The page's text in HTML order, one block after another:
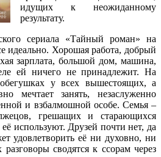
идущих к неожиданному
результату.
сериала «Тайный роман» на
идеально. Хорошая работа, добрый
зарплата, большой дом, машина,
ей ничего не принадлежит. На
у всех вышестоящих, а
мечтает занять, незаслуженно
и взбалмошной особе. Семья –
грешащих и старающихся
используют. Друзей почти нет, да
удовлетворить её ни духовно, ни
сводятся к ссорам через